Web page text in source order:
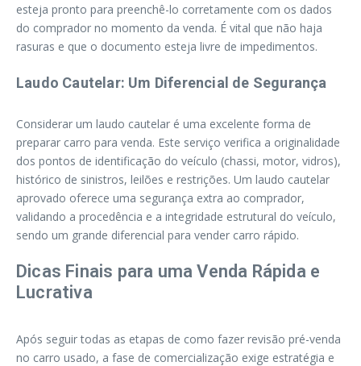
esteja pronto para preenchê-lo corretamente com os dados
do comprador no momento da venda. É vital que não haja
rasuras e que o documento esteja livre de impedimentos.
Laudo Cautelar: Um Diferencial de Segurança
Considerar um laudo cautelar é uma excelente forma de
preparar carro para venda. Este serviço verifica a originalidade
dos pontos de identificação do veículo (chassi, motor, vidros),
histórico de sinistros, leilões e restrições. Um laudo cautelar
aprovado oferece uma segurança extra ao comprador,
validando a procedência e a integridade estrutural do veículo,
sendo um grande diferencial para vender carro rápido.
Dicas Finais para uma Venda Rápida e
Lucrativa
Após seguir todas as etapas de como fazer revisão pré-venda
no carro usado, a fase de comercialização exige estratégia e